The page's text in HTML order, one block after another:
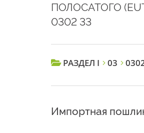
ПОЛОСАТОГО
0302 33
РАЗДЕЛ I 03
Импортная